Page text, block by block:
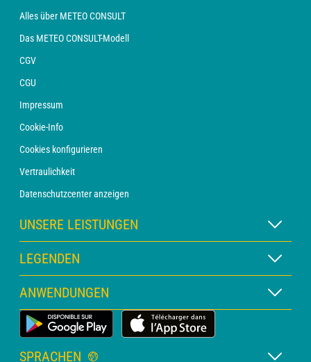
Alles über METEO CONSULT
Das METEO CONSULT-Modell
CGV
CGU
Impressum
Cookie-Info
Cookies konfigurieren
Vertraulichkeit
Datenschutzcenter anzeigen
UNSERE LEISTUNGEN
WETTER Xpert Abonnement
WETTER PRO Abonnement
Beratung mit einem Vorhersager
PRO-Newsletter
LEGENDEN
Kartenlegende
Piktogrammlegende
Glossar
ANWENDUNGEN
Wetter-App für Land
SPRACHEN